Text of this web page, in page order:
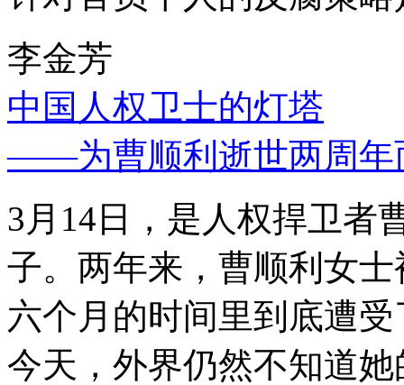
李金芳
中国人权卫士的灯塔
——为曹顺利逝世两周年
3月14日，是人权捍卫者
子。两年来，曹顺利女
六个月的时间里到底遭
今天，外界仍然不知道